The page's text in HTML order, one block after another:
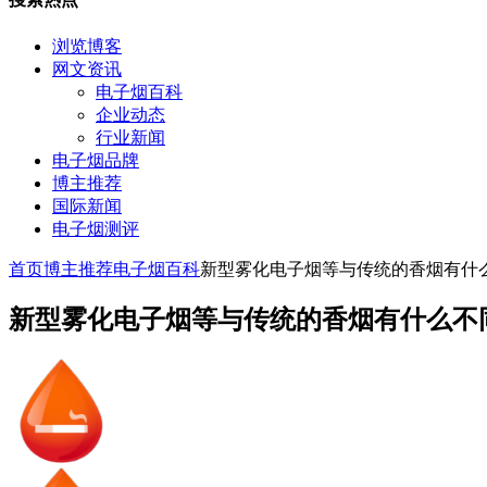
浏览博客
网文资讯
电子烟百科
企业动态
行业新闻
电子烟品牌
博主推荐
国际新闻
电子烟测评
首页博主推荐电子烟百科新型雾化电子烟等与传统的香烟有什
新型雾化电子烟等与传统的香烟有什么不